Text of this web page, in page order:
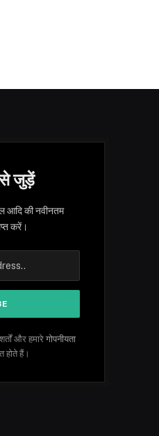
से जुड़ें
आदि की नवीनतम
करें।
और हमारेगोपनीयता
हैं।